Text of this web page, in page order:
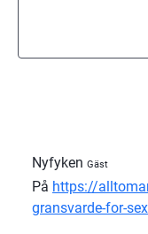
Nyfyken Gäst
På https://
gransvarde-for-